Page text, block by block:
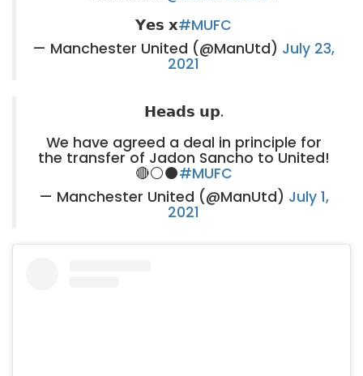
𝗬𝗲𝘀 𝘅#MUFC
— Manchester United (@ManUtd) July 23,
2021
𝗛𝗲𝗮𝗱𝘀 𝘂𝗽.
We have agreed a deal in principle for
the transfer of Jadon Sancho to United!
🔴⚪⚫#MUFC
— Manchester United (@ManUtd) July 1,
2021